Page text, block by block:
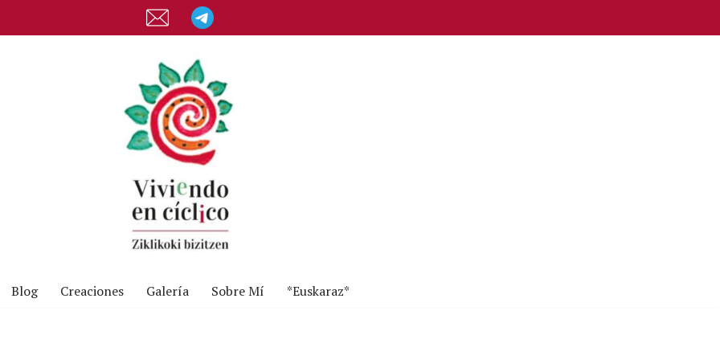
Blog Creaciones Galería Sobre Mí *Euskaraz*